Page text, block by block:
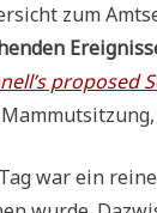
zum
pro­po­sed
war ein